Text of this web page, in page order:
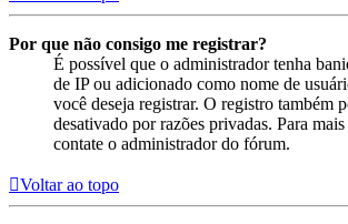
Por que não consigo me registrar?
É possível que o administrador tenha
de IP ou adicionado como nome de
você deseja registrar. O registro também
desativado por razões privadas. Para
contate o administrador do fórum.
Voltar ao topo